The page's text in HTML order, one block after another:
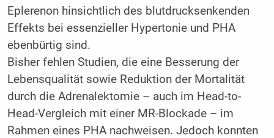
Eplerenon hinsichtlich des blutdrucksenkenden
Effekts bei essenzieller Hypertonie und PHA
ebenbürtig sind.
Bisher fehlen Studien, die eine Besserung der
Lebensqualität sowie Reduktion der Mortalität
durch die Adrenalektomie – auch im Head-to-
Head-Vergleich mit einer MR-Blockade – im
Rahmen eines PHA nachweisen. Jedoch konnten